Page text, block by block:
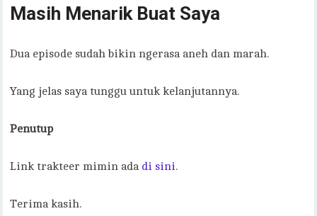
Masih Menarik Buat Saya
Dua episode sudah bikin ngerasa aneh dan marah.
Yang jelas saya tunggu untuk kelanjutannya.
Penutup
Link trakteer mimin adadi sini.
Terima kasih.